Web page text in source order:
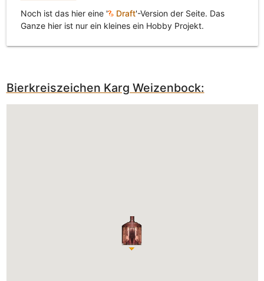
Noch ist das hier eine ' Draft'-Version der Seite. Das
Ganze hier ist nur ein kleines ein Hobby Projekt.
Bierkreiszeichen Karg Weizenbock: